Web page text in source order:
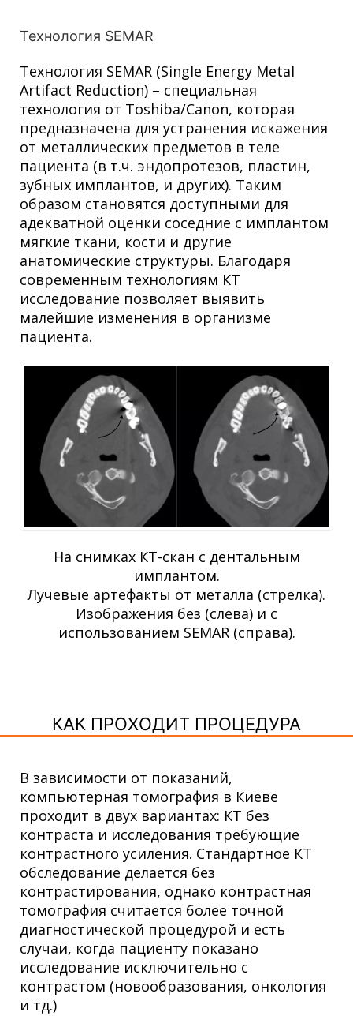
Технология SEMAR
Технология SEMAR (Single Energy Metal
Artifact Reduction) – специальная
технология от Toshiba/Canon, которая
предназначена для устранения искажения
от металлических предметов в теле
пациента (в т.ч. эндопротезов, пластин,
зубных имплантов, и других). Таким
образом становятся доступными для
адекватной оценки соседние с имплантом
мягкие ткани, кости и другие
анатомические структуры. Благодаря
современным технологиям КТ
исследование позволяет выявить
малейшие изменения в организме
пациента.
На снимках КТ-скан с дентальным
имплантом.
Лучевые артефакты от металла (стрелка).
Изображения без (слева) и с
использованием SEMAR (справа).
КАК ПРОХОДИТ ПРОЦЕДУРА
В зависимости от показаний,
компьютерная томография в Киеве
проходит в двух вариантах: КТ без
контраста и исследования требующие
контрастного усиления. Стандартное КТ
обследование делается без
контрастирования, однако контрастная
томография считается более точной
диагностической процедурой и есть
случаи, когда пациенту показано
исследование исключительно с
контрастом (новообразования, онкология
и тд.)